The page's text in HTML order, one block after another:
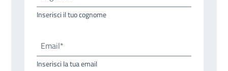
Inserisci il tuo cognome
Email*
Inserisci la tua email